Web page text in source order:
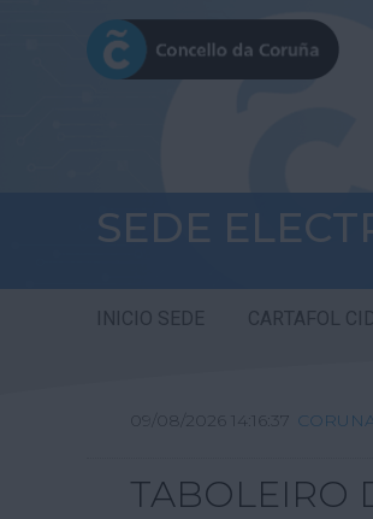
SEDE
INICIO SEDE CARTAFOL
09/08/2026 14:16:37
TABOLEIRO